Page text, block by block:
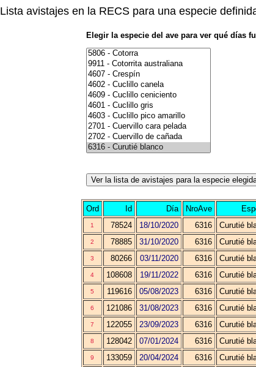
Lista avistajes en la RECS para una especie
Elegir la especie del ave para ver qué días
Ord Id Día NroAve
1 78524 18/10/2020 6316 Curutié
2 78885 31/10/2020 6316 Curutié
3 80266 03/11/2020 6316 Curutié
4 108608 19/11/2022 6316 Curutié
5 119616 05/08/2023 6316 Curutié
6 121086 31/08/2023 6316 Curutié
7 122055 23/09/2023 6316 Curutié
8 128042 07/01/2024 6316 Curutié
9 133059 20/04/2024 6316 Curutié